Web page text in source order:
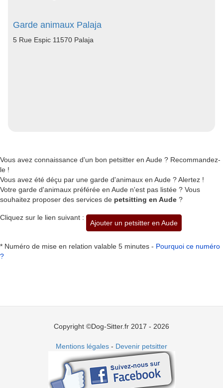
Garde animaux Palaja
5 Rue Espic 11570 Palaja
Vous avez connaissance d'un bon petsitter en Aude ? Recommandez-
le !
Vous avez été déçu par une garde d'animaux en Aude ? Alertez !
Votre garde d'animaux préférée en Aude n'est pas listée ? Vous
souhaitez proposer des services de petsitting en Aude ?
Cliquez sur le lien suivant :
Ajouter un petsitter en Aude
* Numéro de mise en relation valable 5 minutes - Pourquoi ce numéro
?
Copyright ©Dog-Sitter.fr 2017 - 2026
Mentions légales - Devenir petsitter